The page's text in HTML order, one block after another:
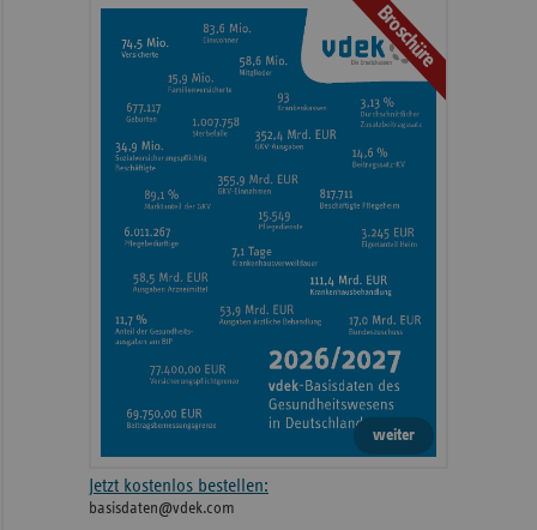
Broschüre
weiter
Jetzt kostenlos bestellen:
basisdaten@vdek.com